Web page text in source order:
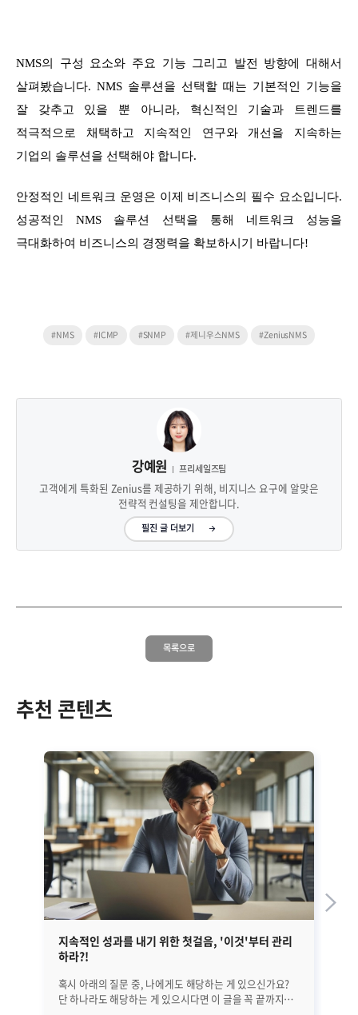
NMS의 구성 요소와 주요 기능 그리고 발전 방향에 대해서
살펴봤습니다. NMS 솔루션을 선택할 때는 기본적인 기능을
잘 갖추고 있을 뿐 아니라, 혁신적인 기술과 트렌드를
적극적으로 채택하고 지속적인 연구와 개선을 지속하는
기업의 솔루션을 선택해야 합니다.
안정적인 네트워크 운영은 이제 비즈니스의 필수 요소입니다.
성공적인 NMS 솔루션 선택을 통해 네트워크 성능을
극대화하여 비즈니스의 경쟁력을 확보하시기 바랍니다!
#NMS #ICMP #SNMP #제니우스NMS #ZeniusNMS
강예원 프리세일즈팀
고객에게 특화된 Zenius를 제공하기 위해, 비지니스 요구에 알맞은
전략적 컨설팅을 제안합니다.
필진 글 더보기
목록으로
추천 콘텐츠
지속적인 성과를 내기 위한 첫걸음, '이것'부터 관리
하라?!
혹시 아래의 질문 중, 나에게도 해당하는 게 있으신가요?
단 하나라도 해당하는 게 있으시다면 이 글을 꼭 끝까지